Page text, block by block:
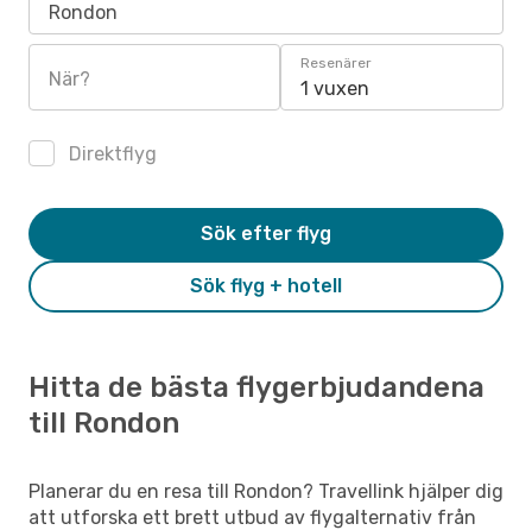
Rondon
När?
Resenärer
1 vuxen
Direktflyg
Sök flyg + hotell
Sök efter flyg
Hitta de bästa flygerbjudandena
till Rondon
Planerar du en resa till Rondon? Travellink hjälper dig
att utforska ett brett utbud av flygalternativ från